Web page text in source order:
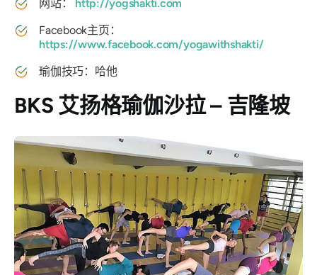
网站：
http://yogshakti.com
Facebook主页：
https://www.facebook.com/yogawithshakti/
瑜伽技巧：哈他
BKS 艾扬格瑜伽沙拉 – 吉隆坡